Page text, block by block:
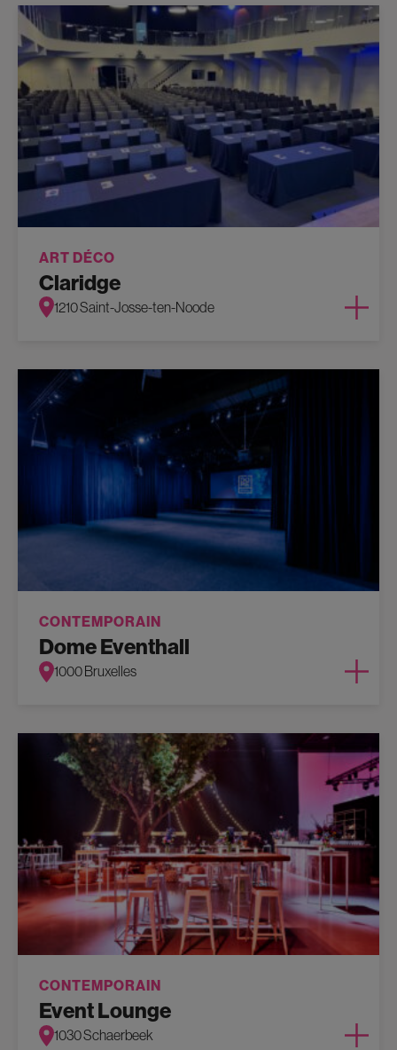
ART DÉCO
Claridge
1210 Saint-Josse-ten-Noode
CONTEMPORAIN
Dome Eventhall
1000 Bruxelles
CONTEMPORAIN
Event Lounge
1030 Schaerbeek